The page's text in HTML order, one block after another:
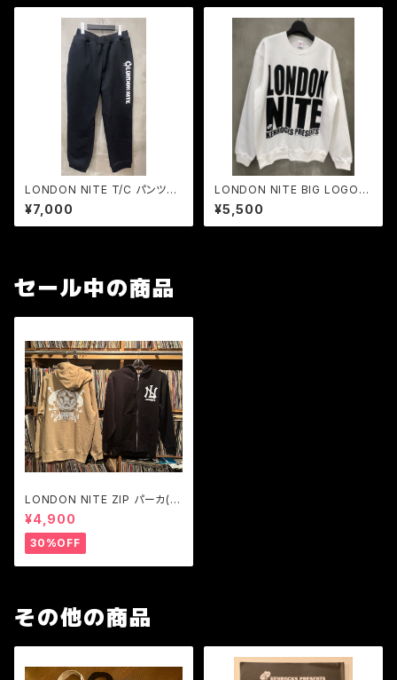
LONDON NITE T/C パンツ
（裏起毛）ワンスター LOGO 20
26
¥7,000
LONDON NITE BIG LOGO
裏起毛 クルースエット 10.oz
¥5,500
セール中の商品
LONDON NITE ZIP パーカ(裏
パイル)LN LOGO skull 黒S
のみ
¥4,900
30%OFF
その他の商品